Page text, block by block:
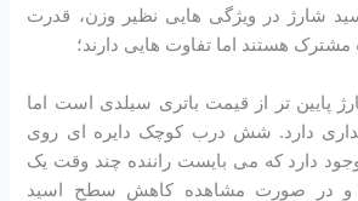
شارژ در ویژگی هایی نظیر وزن، قدرت
هستند اما تفاوت هایی دارند؛
پایین تر از قیمت باتری سیلدی است اما
دارد. شش درب کوچک دایره ای روی
دارد که می بایست راننده چند وقت یک
و در صورت مشاهده کاهش سطح اسید